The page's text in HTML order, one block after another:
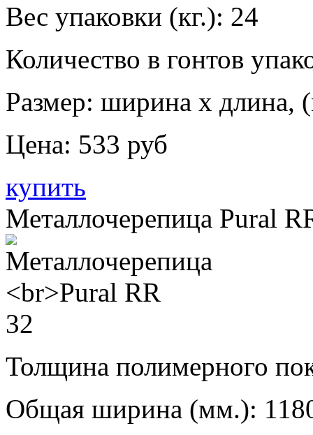
Вес упаковки (кг.): 24
Количество в гонтов
Размер: ширина х длина,
Цена: 533 руб
купить
Металлочерепица Pural
Толщина полимерного
Общая ширина (мм.):